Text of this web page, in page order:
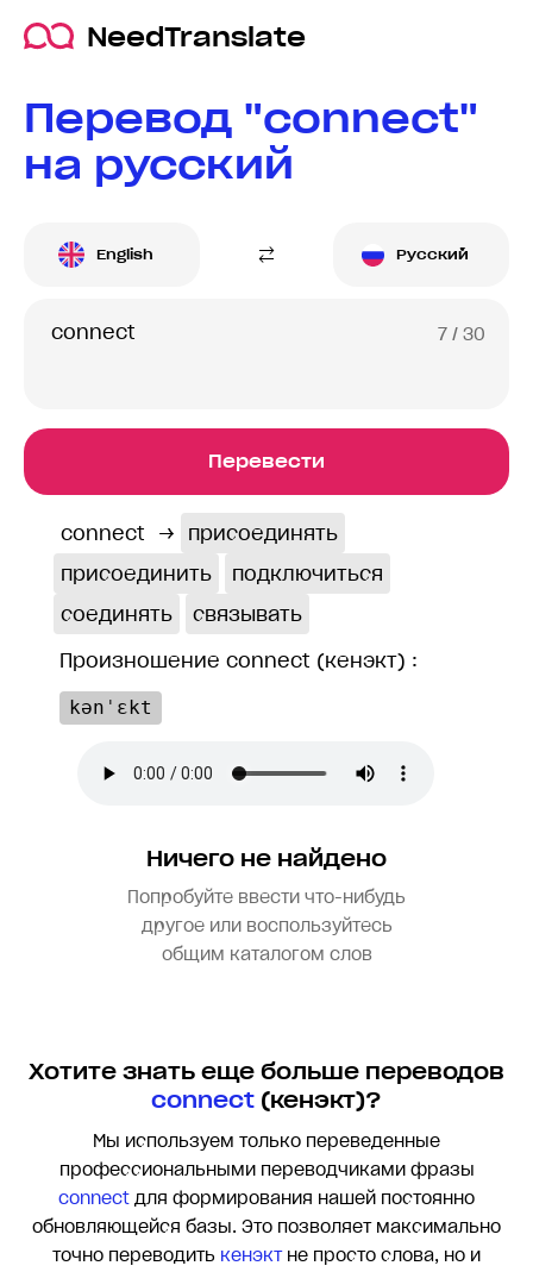
NeedTranslate
Перевод "connect"
на русский
English Русский
7 / 30
Перевести
connect →
присоединять
присоединить
подключиться
соединять
связывать
Произношение connect (кенэкт) :
kənˈɛkt
Ничего не найдено
Попробуйте ввести что-нибудь
другое или воспользуйтесь
общим каталогом слов
Хотите знать еще больше переводов
connect (кенэкт)?
Мы используем только переведенные
профессиональными переводчиками фразы
connect для формирования нашей постоянно
обновляющейся базы. Это позволяет максимально
точно переводить кенэктне просто слова, но и